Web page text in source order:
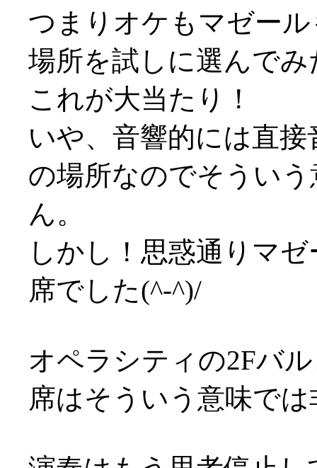
つまりオケもマゼー
場所を試しに選んで
これが大当たり！
いや、音響的には直
の場所なのでそうい
ん。
しかし！思惑通りマ
席でした(^-^)/
オペラシティの2Fバ
席はそういう意味で